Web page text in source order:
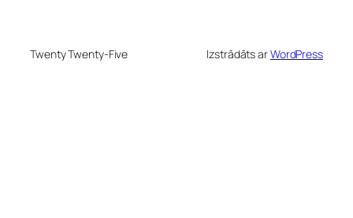
Twenty Twenty-Five Izstrādāts arWordPress